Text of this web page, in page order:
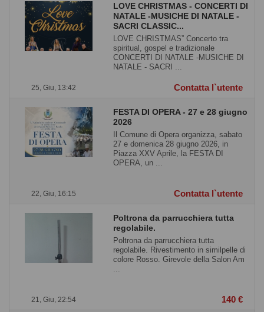
25, Giu, 13:42
LOVE CHRISTMAS - CONCERTI DI
NATALE -MUSICHE DI NATALE -
SACRI CLASSIC...
LOVE CHRISTMAS” Concerto tra
spiritual, gospel e tradizionale
CONCERTI DI NATALE -MUSICHE DI
NATALE - SACRI ...
Contatta l`utente
22, Giu, 16:15
FESTA DI OPERA - 27 e 28 giugno
2026
Il Comune di Opera organizza, sabato
27 e domenica 28 giugno 2026, in
Piazza XXV Aprile, la FESTA DI
OPERA, un ...
Contatta l`utente
21, Giu, 22:54
Poltrona da parrucchiera tutta
regolabile.
Poltrona da parrucchiera tutta
regolabile. Rivestimento in similpelle di
colore Rosso. Girevole della Salon Am
...
140 €